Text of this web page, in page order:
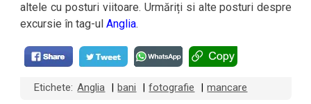
altele cu posturi viitoare. Urmăriți si alte posturi despre
excursie în tag-ulAnglia.
Etichete: Anglia bani fotografie mancare